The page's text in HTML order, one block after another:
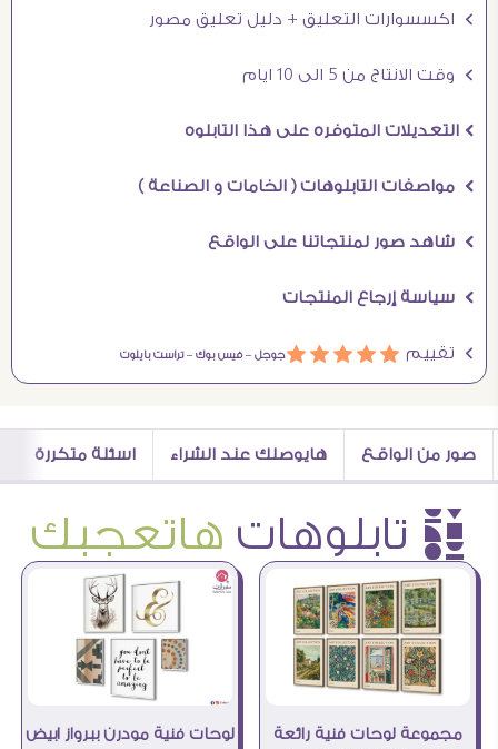
Ö اكسسوارات التعليق + دليل تعليق مصور
Ö وقت الانتاج من 5 الى 10 ايام
Ö التعديلات المتوفره على هذا التابلوه
Ö مواصفات التابلوهات ( الخامات و الصناعة )
Ö شاهد صور لمنتجاتنا على الواقع
Ö سياسة إرجاع المنتجات
Ö تقييم áááááجوجل –فيس بوك –تراست بايلوت
صور من الواقع هايوصلك عند الشراء اسئلة متكررة
è تابلوهات هاتعجبك
مجموعة لوحات فنية رائعة
لوحات فنية مودرن ببرواز ابيض